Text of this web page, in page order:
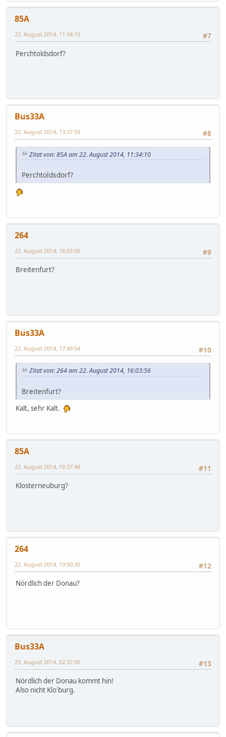
85A
#7
22. August 2014, 11:34:10
Perchtoldsdorf?
Bus33A
#8
22. August 2014, 13:37:59
Zitat von: 85A am 22. August 2014, 11:34:10
Perchtoldsdorf?
264
#9
22. August 2014, 16:03:56
Breitenfurt?
Bus33A
#10
22. August 2014, 17:49:54
Zitat von: 264 am 22. August 2014, 16:03:56
Breitenfurt?
Kalt, sehr Kalt.
85A
#11
22. August 2014, 19:37:48
Klosterneuburg?
264
#12
22. August 2014, 19:50:30
Nördlich der Donau?
Bus33A
#13
23. August 2014, 02:37:00
Nördlich der Donau kommt hin!
Also nicht Klo'burg.